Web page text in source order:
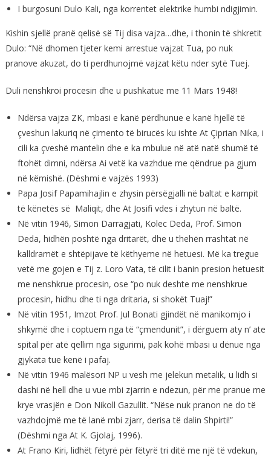
I burgosuni Dulo Kali, nga korrentet elektrike humbi ndigjimin.
Kishin sjellë pranë qelisë së Tij disa vajza…dhe, i thonin të shkretit
Dulo: “Në dhomen tjeter kemi arrestue vajzat Tua, po nuk
pranove akuzat, do ti perdhunojmë vajzat këtu nder sytë Tuej.
Duli nenshkroi procesin dhe u pushkatue me 11 Mars 1948!
Ndërsa vajza ZK, mbasi e kanë përdhunue e kanë hjellë të
çveshun lakuriq në çimento të birucës ku ishte At Çiprian Nika, i
cili ka çveshë mantelin dhe e ka mbulue në atë natë shumë të
ftohët dimni, ndërsa Ai vetë ka vazhdue me qëndrue pa gjum
në këmishë. (Dëshmi e vajzës 1993)
Papa Josif Papamihajlin e zhysin përsëgjalli në baltat e kampit
të kënetës së Maliqit, dhe At Josifi vdes i zhytun në baltë.
Në vitin 1946, Simon Darragjati, Kolec Deda, Prof. Simon
Deda, hidhën poshtë nga dritarët, dhe u thehën rrashtat në
kalldramët e shtëpijave të këthyeme në hetuesi. Më ka tregue
vetë me gojen e Tij z. Loro Vata, të cilit i banin presion hetuesit
me nenshkrue procesin, ose “po nuk deshte me nenshkrue
procesin, hidhu dhe ti nga dritaria, si shokët Tuaj!”
Në vitin 1951, Imzot Prof. Jul Bonati gjindët në manikomjo i
shkymë dhe i coptuem nga të “çmendunit”, i dërguem aty n’ ate
spital për atë qellim nga sigurimi, pak kohë mbasi u dënue nga
gjykata tue kenë i pafaj.
Në vitin 1946 malësori NP u vesh me jelekun metalik, u lidh si
dashi në hell dhe u vue mbi zjarrin e ndezun, për me pranue me
krye vrasjën e Don Nikoll Gazullit. “Nëse nuk pranon ne do të
vazhdojmë me të lanë mbi zjarr, derisa të dalin Shpirti!”
(Dëshmi nga At K. Gjolaj, 1996).
At Frano Kiri, lidhët fëtyrë për fëtyrë tri ditë me një të vdekun,